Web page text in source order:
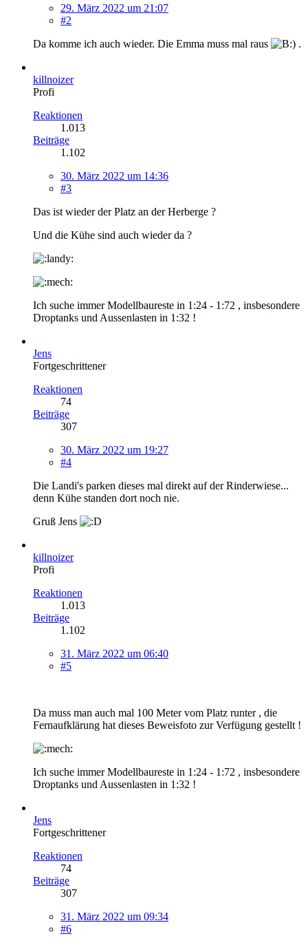
29. März 2022 um 21:07
#2
Da komme ich auch wieder. Die Emma muss mal raus
.
killnoizer
Profi
Reaktionen
1.013
Beiträge
1.102
30. März 2022 um 14:36
#3
Das ist wieder der Platz an der Herberge ?
Und die Kühe sind auch wieder da ?
Ich suche immer Modellbaureste in 1:24 - 1:72 , insbesondere
Droptanks und Aussenlasten in 1:32 !
Jens
Fortgeschrittener
Reaktionen
74
Beiträge
307
30. März 2022 um 19:27
#4
Die Landi's parken dieses mal direkt auf der Rinderwiese...
denn Kühe standen dort noch nie.
Gruß Jens
killnoizer
Profi
Reaktionen
1.013
Beiträge
1.102
31. März 2022 um 06:40
#5
Da muss man auch mal 100 Meter vom Platz runter , die
Fernaufklärung hat dieses Beweisfoto zur Verfügung gestellt !
Ich suche immer Modellbaureste in 1:24 - 1:72 , insbesondere
Droptanks und Aussenlasten in 1:32 !
Jens
Fortgeschrittener
Reaktionen
74
Beiträge
307
31. März 2022 um 09:34
#6